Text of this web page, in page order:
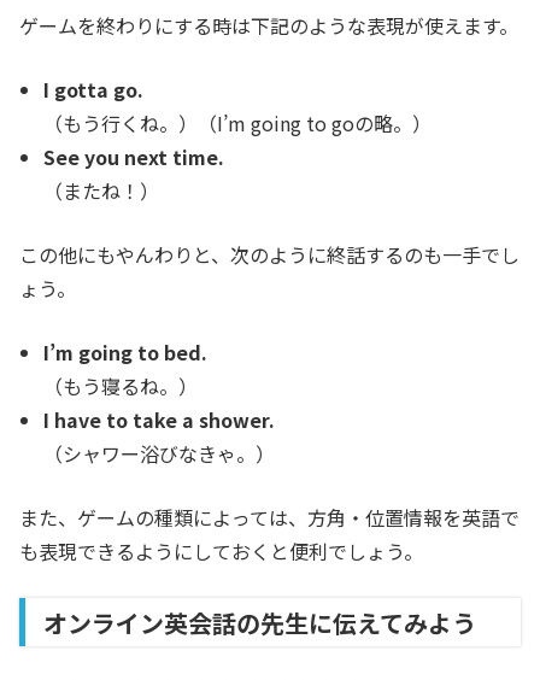
ゲームを終わりにする時は下記のような表現が使えます。
I gotta go.
（もう行くね。）（I’m going to goの略。）
See you next time.
（またね！）
この他にもやんわりと、次のように終話するのも一手でし
ょう。
I’m going to bed.
（もう寝るね。）
I have to take a shower.
（シャワー浴びなきゃ。）
また、ゲームの種類によっては、方角・位置情報を英語で
も表現できるようにしておくと便利でしょう。
オンライン英会話の先生に伝えてみよう